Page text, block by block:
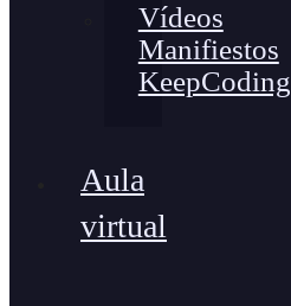
Vídeos
Manifiestos
KeepCoding
Aula
virtual